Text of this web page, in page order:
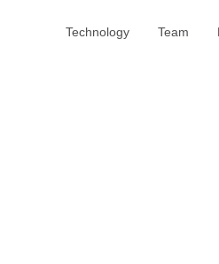
Technology Team